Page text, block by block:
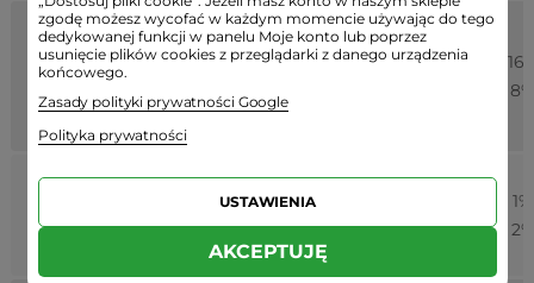
Tłuszcz,w tym:
kwasy
nasycone
46,1
6,1 g
11,5 g
8%
6,4 g
1,6 g
1%
2%
zgodę możesz wycofać w każdym momencie używając do tego
dedykowanej funkcji w panelu Moje konto lub poprzez
usunięcie plików cookies z przeglądarki z danego urządzenia
końcowego.
Zasady polityki prywatności Google
Polityka prywatności
USTAWIENIA
AKCEPTUJĘ